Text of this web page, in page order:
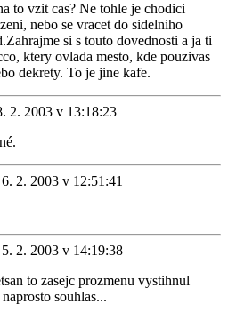
to vzit cas? Ne tohle je chodici
nebo se vracet do sidelniho
si s touto dovednosti a ja ti
ktery ovlada mesto, kde pouzivas
dekrety. To je jine kafe.
2. 2003 v 13:18:23
6. 2. 2003 v 12:51:41
5. 2. 2003 v 14:19:38
to zasejc prozmenu vystihnul
souhlas...